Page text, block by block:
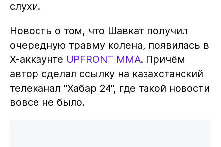
слухи.
Новость о том, что Шавкат получил
очередную травму колена, появилась в
X-аккаунте UPFRONT MMA. Причём
автор сделал ссылку на казахстанский
телеканал "Хабар 24", где такой новости
вовсе не было.